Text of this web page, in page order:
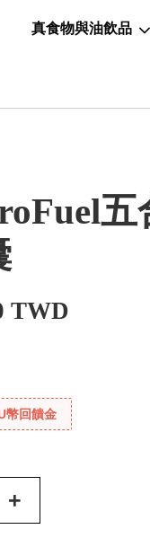
真食物與油飲品
TWD
幣回饋金
+